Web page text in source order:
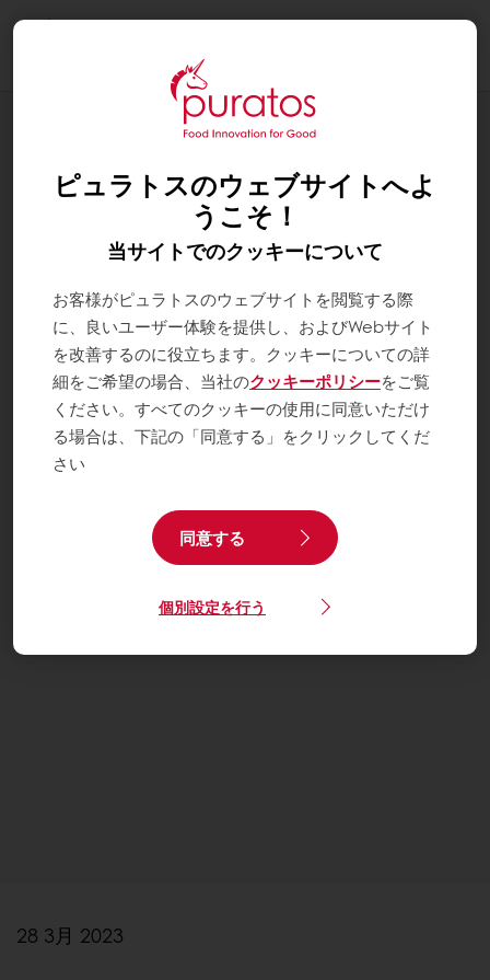
ランカ（PJ）
28 3月 2023
ピュラトスのウェブサイトへよ
うこそ！
当サイトでのクッキーについて
お客様がピュラトスのウェブサイトを閲覧する際
に、良いユーザー体験を提供し、およびWebサイト
を改善するのに役立ちます。クッキーについての詳
細をご希望の場合、当社のクッキーポリシーをご覧
ください。すべてのクッキーの使用に同意いただけ
る場合は、下記の「同意する」をクリックしてくだ
さい
同意する
個別設定を行う